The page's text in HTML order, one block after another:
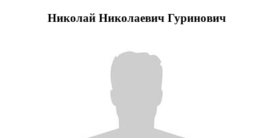
Николай Николаевич Гуринович